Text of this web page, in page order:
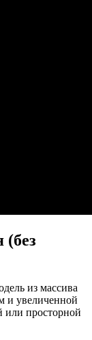
из массива
и увеличенной
или просторной